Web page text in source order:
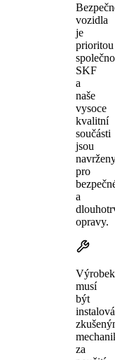
vozidla
je
prioritou
SKF
a
naše
vysoce
kvalitní
součásti
jsou
pro
a
opravy.
Výrobek
musí
být
za